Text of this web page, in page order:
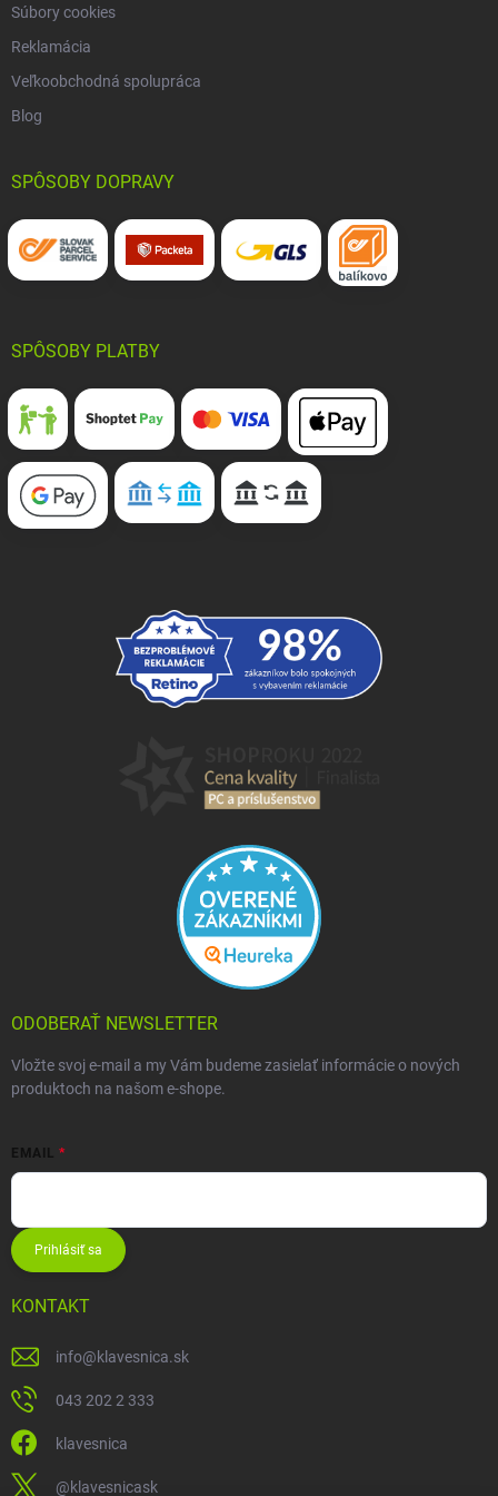
Súbory cookies
Reklamácia
Veľkoobchodná spolupráca
Blog
SPÔSOBY DOPRAVY
SPÔSOBY PLATBY
ODOBERAŤ NEWSLETTER
Vložte svoj e-mail a my Vám budeme zasielať informácie o nových
produktoch na našom e-shope.
EMAIL
Prihlásiť sa
KONTAKT
info@klavesnica.sk
043 202 2 333
klavesnica
@klavesnicask